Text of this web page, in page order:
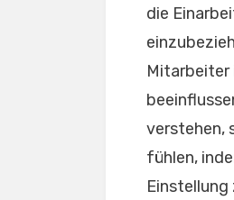
die
Mitarbeiter
verstehen,
fühlen,